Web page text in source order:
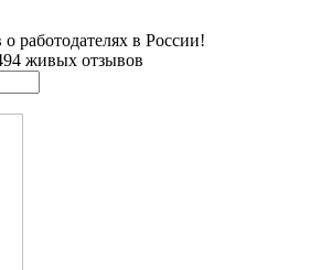
работодателях в России!
живых отзывов